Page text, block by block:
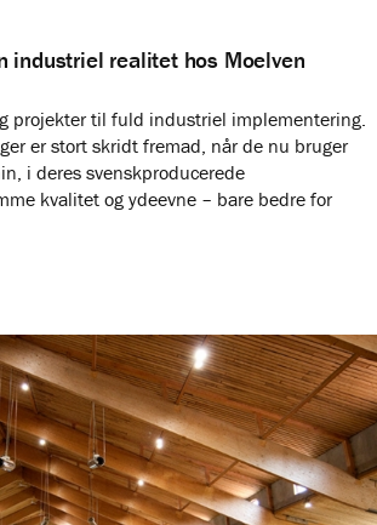
industriel realitet hos Moelven
projekter til fuld industriel implementering.
er stort skridt fremad, når de nu bruger
i deres svenskproducerede
kvalitet og ydeevne – bare bedre for